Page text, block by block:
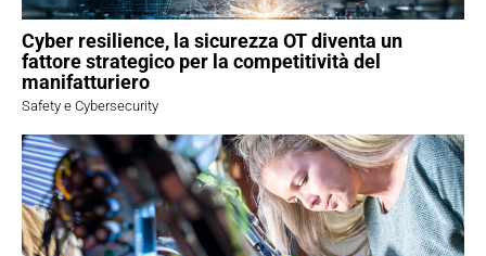
Cyber resilience, la sicurezza OT diventa un
fattore strategico per la competitività del
manifatturiero
Safety e Cybersecurity